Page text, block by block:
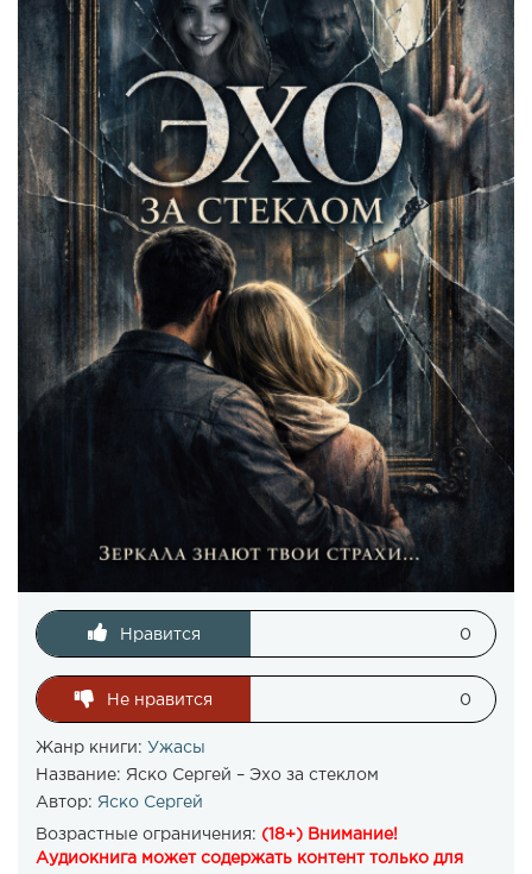
Нравится 0
Не нравится 0
Жанр книги: Ужасы
Название: Яско Сергей – Эхо за стеклом
Автор: Яско Сергей
Возрастные ограничения: (18+) Внимание!
Аудиокнига может содержать контент только для